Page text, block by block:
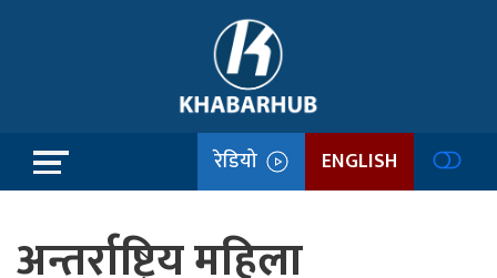
रेडियो ENGLISH
अन्तर्राष्ट्रिय महिला